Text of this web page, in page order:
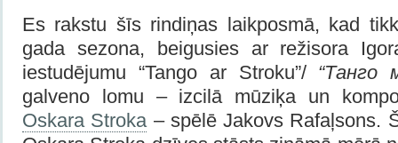
Es rakstu šīs rindiņas laikposmā, kad
gada sezona, beigusies ar režisora
iestudējumu “Tango ar Stroku”/ “Танго
galveno lomu – izcilā mūziķa un
Oskara Stroka – spēlē Jakovs Rafaļsons.